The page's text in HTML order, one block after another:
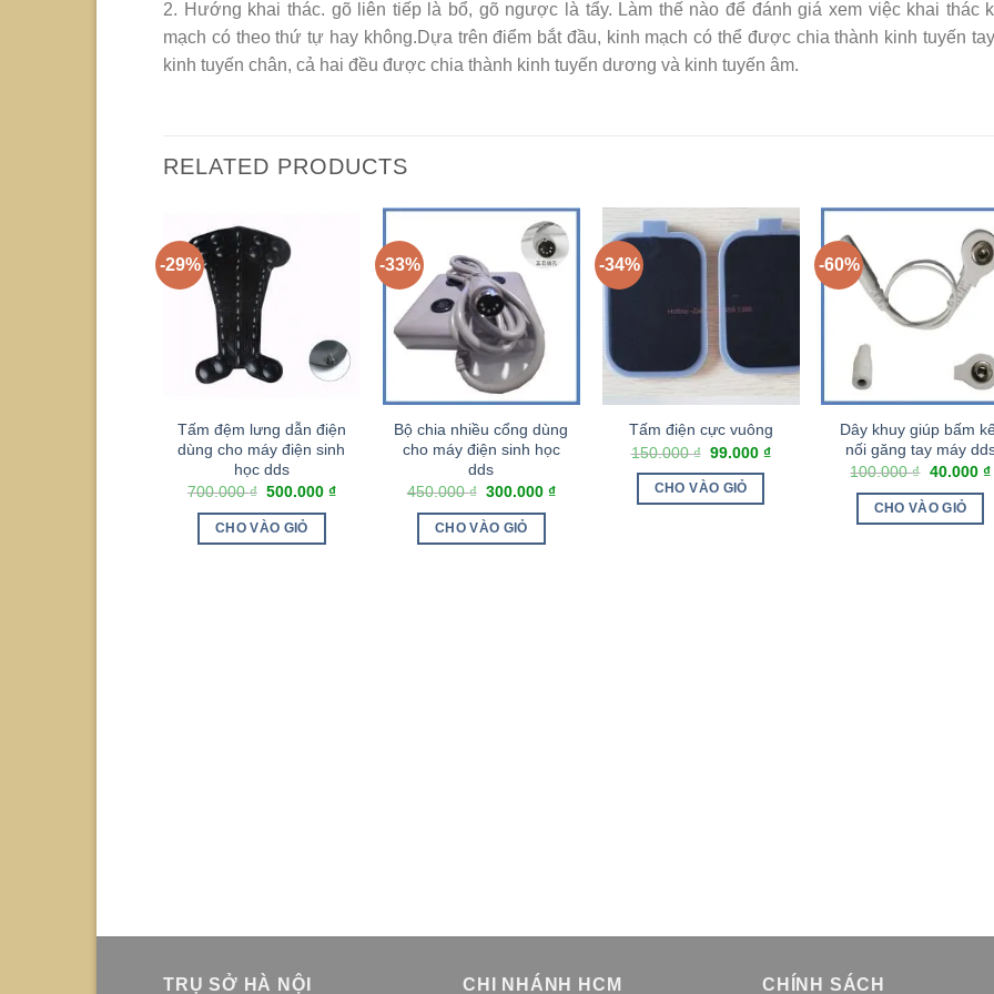
2. Hướng khai thác. gõ liên tiếp là bổ, gõ ngược là tẩy. Làm thế nào để đánh giá xem việc khai thác
mạch có theo thứ tự hay không.Dựa trên điểm bắt đầu, kinh mạch có thể được chia thành kinh tuyến
kinh tuyến chân, cả hai đều được chia thành kinh tuyến dương và kinh tuyến âm.
RELATED PRODUCTS
-29%
Tấm đệm lưng dẫn điện
dùng cho máy điện sinh
học dds
700.000₫ 500.000₫
CHO VÀO GIỎ
-33%
Bộ chia nhiều cổng dùng
cho máy điện sinh học
dds
450.000₫ 300.000 ₫
CHO VÀO GIỎ
-34%
Tấm điện cực vuông
150.000₫ 99.000 ₫
CHO VÀO GIỎ
-60%
Dây khuy giúp bấm
nối găng tay máy
100.000₫ 40.000 ₫
CHO VÀO GIỎ
TRỤ SỞ HÀ NỘI CHI NHÁNH HCM CHÍNH SÁCH